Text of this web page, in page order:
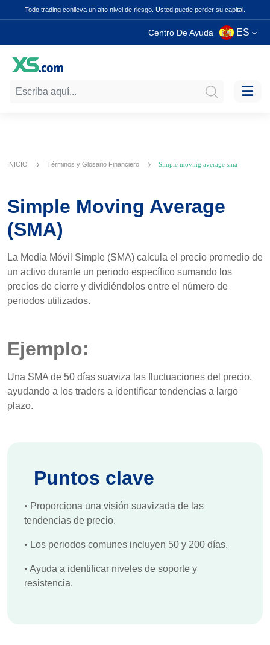
Todo trading conlleva un alto nivel de riesgo. Usted puede perder su capital.
Centro De Ayuda ES
INICIO Términos y Glosario Financiero Simple moving average sma
Simple Moving Average
(SMA)
La Media Móvil Simple (SMA) calcula el precio promedio de
un activo durante un periodo específico sumando los
precios de cierre y dividiéndolos entre el número de
periodos utilizados.
Ejemplo:
Una SMA de 50 días suaviza las fluctuaciones del precio,
ayudando a los traders a identificar tendencias a largo
plazo.
Puntos clave
• Proporciona una visión suavizada de las
tendencias de precio.
• Los periodos comunes incluyen 50 y 200 días.
• Ayuda a identificar niveles de soporte y
resistencia.